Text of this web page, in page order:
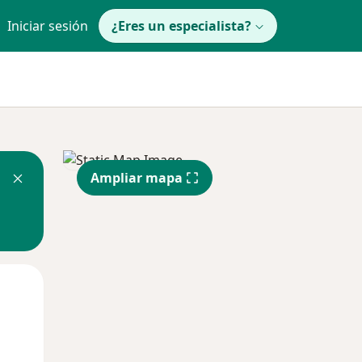
Iniciar sesión ¿Eres un especialista?
Ampliar mapa